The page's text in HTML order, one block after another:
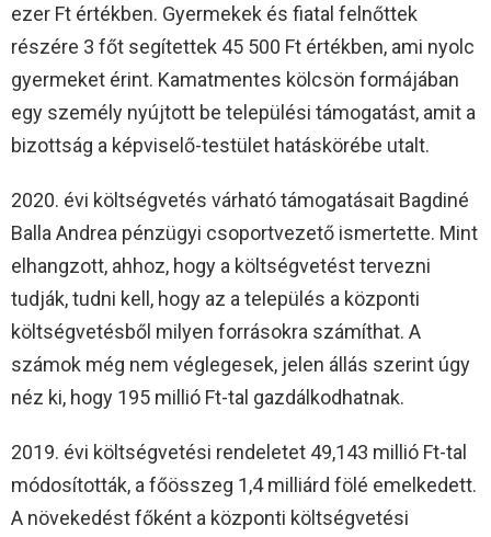
ezer Ft értékben. Gyermekek és fiatal felnőttek
részére 3 főt segítettek 45 500 Ft értékben, ami nyolc
gyermeket érint. Kamatmentes kölcsön formájában
egy személy nyújtott be települési támogatást, amit a
bizottság a képviselő-testület hatáskörébe utalt.
2020. évi költségvetés várható támogatásait Bagdiné
Balla Andrea pénzügyi csoportvezető ismertette. Mint
elhangzott, ahhoz, hogy a költségvetést tervezni
tudják, tudni kell, hogy az a település a központi
költségvetésből milyen forrásokra számíthat. A
számok még nem véglegesek, jelen állás szerint úgy
néz ki, hogy 195 millió Ft-tal gazdálkodhatnak.
2019. évi költségvetési rendeletet 49,143 millió Ft-tal
módosították, a főösszeg 1,4 milliárd fölé emelkedett.
A növekedést főként a központi költségvetési